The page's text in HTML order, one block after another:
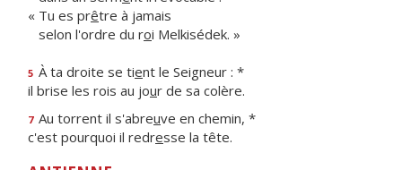
« Tu es prêtre à jamais
selon l'ordre du roi Melkisédek. »
5 À ta droite se tient le Seigneur : *
il brise les rois au jour de sa colère.
7 Au torrent il s'abreuve en chemin, *
c'est pourquoi il redresse la tête.